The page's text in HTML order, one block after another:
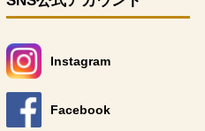
Instagram
別のウィンドウで開きます。
Facebook
別のウィンドウで開きます。